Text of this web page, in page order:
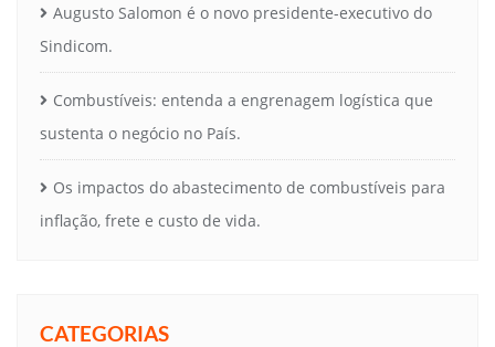
Augusto Salomon é o novo presidente-executivo do
Sindicom.
Combustíveis: entenda a engrenagem logística que
sustenta o negócio no País.
Os impactos do abastecimento de combustíveis para
inflação, frete e custo de vida.
CATEGORIAS